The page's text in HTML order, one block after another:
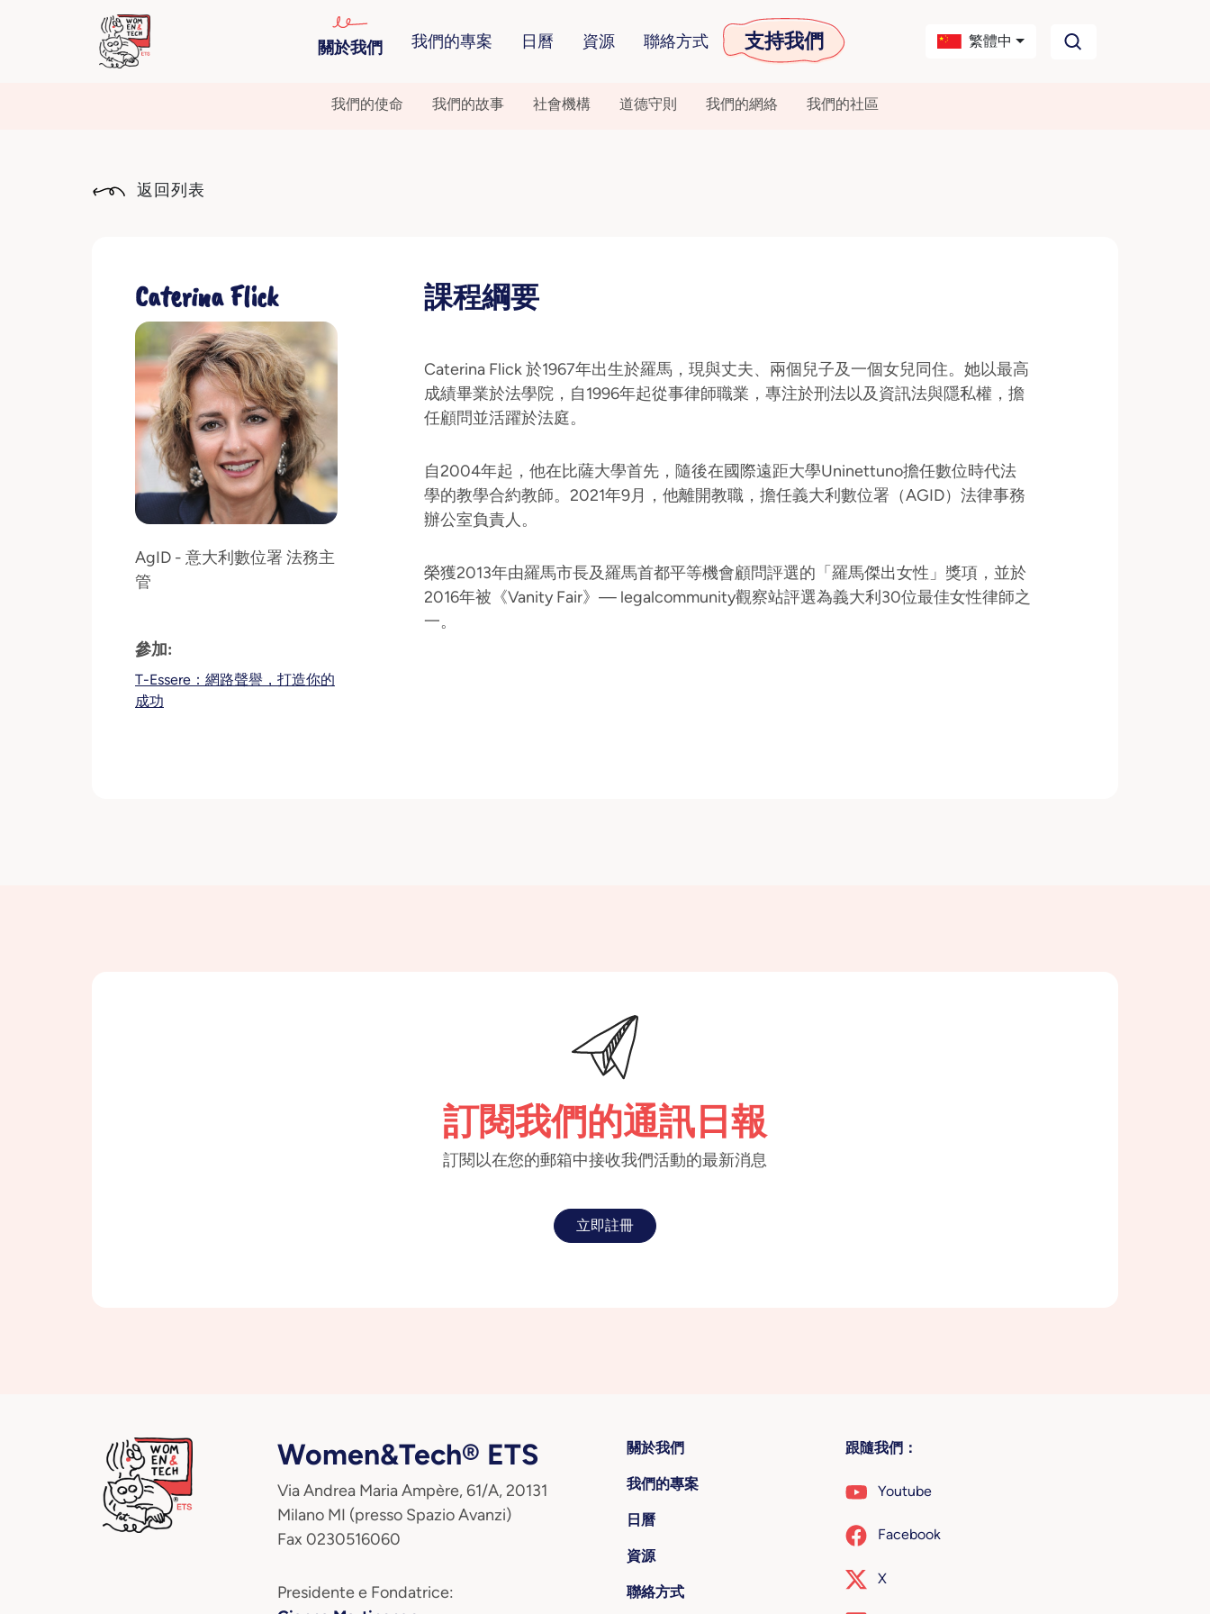
關於我們 我們的專案 日曆 資源 聯絡方式 支持我們 繁體中
我們的使命 我們的故事 社會機構 道德守則 我們的網絡 我們的社區
返回列表
Caterina Flick
AgID - 意大利數位署 法務主
管
參加:
T-Essere：網路聲譽，打造你的
成功
課程綱要
Caterina Flick 於1967年出生於羅馬，現與丈夫、兩個兒子及一個女兒同住。她以最高
成績畢業於法學院，自1996年起從事律師職業，專注於刑法以及資訊法與隱私權，擔
任顧問並活躍於法庭。
自2004年起，他在比薩大學首先，隨後在國際遠距大學Uninettuno擔任數位時代法
學的教學合約教師。2021年9月，他離開教職，擔任義大利數位署（AGID）法律事務
辦公室負責人。
榮獲2013年由羅馬市長及羅馬首都平等機會顧問評選的「羅馬傑出女性」獎項，並於
2016年被《Vanity Fair》— legalcommunity觀察站評選為義大利30位最佳女性律師之
一。
訂閱我們的通訊日報
訂閱以在您的郵箱中接收我們活動的最新消息
立即註冊
Women&Tech® ETS
Via Andrea Maria Ampère, 61/A, 20131
Milano MI (presso Spazio Avanzi)
Fax 0230516060
Presidente e Fondatrice:
關於我們
我們的專案
日曆
資源
聯絡方式
跟隨我們：
Youtube
Facebook
X